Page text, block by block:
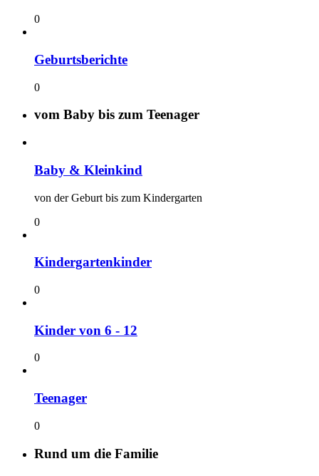
0
Geburtsberichte
0
vom Baby bis zum Teenager
Baby & Kleinkind
von der Geburt bis zum Kindergarten
0
Kindergartenkinder
0
Kinder von 6 - 12
0
Teenager
0
Rund um die Familie